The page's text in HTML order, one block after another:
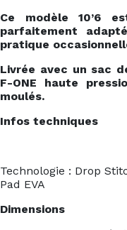
Ce modèle 10’6
parfaitement
pratique
Livrée avec un sac
F-ONE haute
moulés.
Infos techniques
Technologie : Drop
Pad EVA
Dimensions